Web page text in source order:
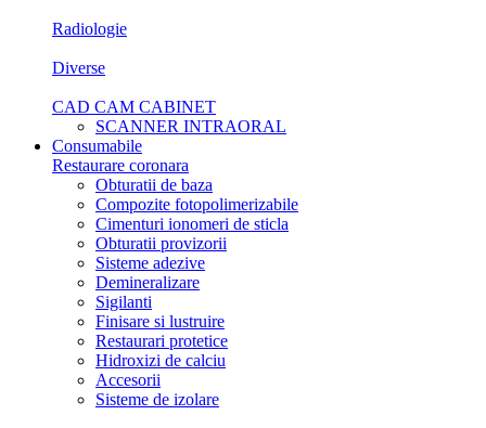
Radiologie
Diverse
CAD CAM CABINET
SCANNER INTRAORAL
Consumabile
Restaurare coronara
Obturatii de baza
Compozite fotopolimerizabile
Cimenturi ionomeri de sticla
Obturatii provizorii
Sisteme adezive
Demineralizare
Sigilanti
Finisare si lustruire
Restaurari protetice
Hidroxizi de calciu
Accesorii
Sisteme de izolare